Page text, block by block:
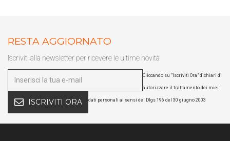
RESTA AGGIORNATO
Iscriviti alla newsletter per ricevere le ultime novità
ISCRIVITI ORA
Cliccando su "Iscriviti Ora" dichiari di
autorizzare il trattamento dei miei
dati personali ai sensi del Dlgs 196 del 30 giugno 2003